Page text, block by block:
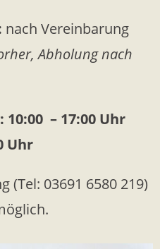
nach Vereinbarung
Abholung nach
– 17:00 Uhr
Uhr
(Tel: 03691 6580 219)